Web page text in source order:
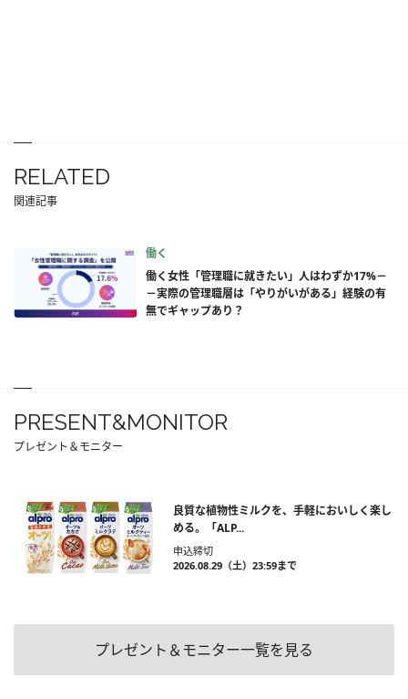
RELATED
関連記事
働く
働く女性「管理職に就きたい」人はわずか17%－
－実際の管理職層は「やりがいがある」経験の有
無でギャップあり？
PRESENT&MONITOR
プレゼント＆モニター
良質な植物性ミルクを、手軽においしく楽し
める。「ALP...
申込締切
2026.08.29（土）23:59まで
プレゼント＆モニター一覧を見る